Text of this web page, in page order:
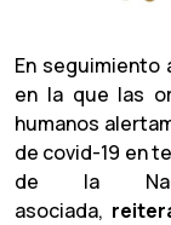
En seguimiento
en la que las
humanos
de covid-19 en
de la
asociada,